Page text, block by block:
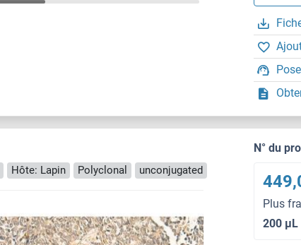
Hôte: Lapin Polyclonal unconjugated
N° du
Plus
200 μL